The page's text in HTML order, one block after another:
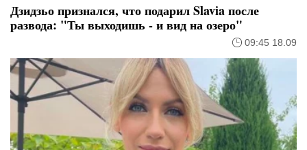
Дзидзьо признался, что подарил Slavia после
развода: "Ты выходишь - и вид на озеро"
09:45 18.09